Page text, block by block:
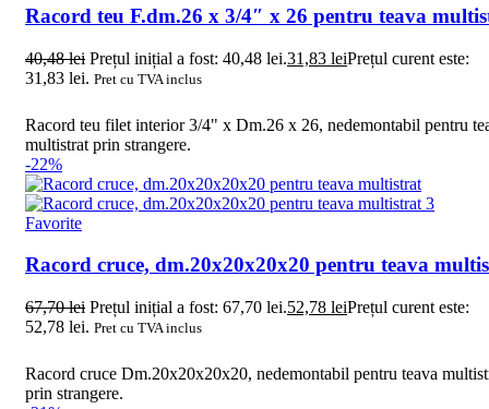
Racord teu F.dm.26 x 3/4″ x 26 pentru teava
40,48lei Prețul inițial a fost: 40,48 lei.31,83 leiPrețul curent este:
31,83 lei. Pret cu TVA inclus
Racord teu filet interior 3/4" x Dm.26 x 26, nedemontabil pentru
multistrat prin strangere.
-22%
Favorite
Racord cruce, dm.20x20x20x20 pentru teava
67,70lei Prețul inițial a fost: 67,70 lei.52,78 leiPrețul curent este:
52,78 lei. Pret cu TVA inclus
Racord cruce Dm.20x20x20x20, nedemontabil pentru teava
prin strangere.